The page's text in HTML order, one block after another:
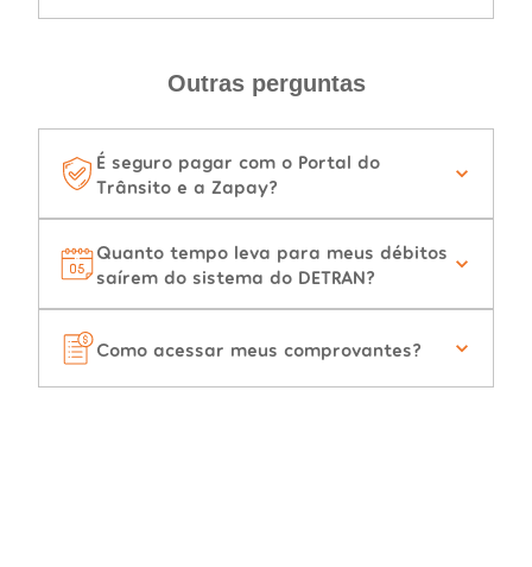
Outras perguntas
É seguro pagar com o Portal do
Trânsito e a Zapay?
Quanto tempo leva para meus débitos
saírem do sistema do DETRAN?
Como acessar meus comprovantes?